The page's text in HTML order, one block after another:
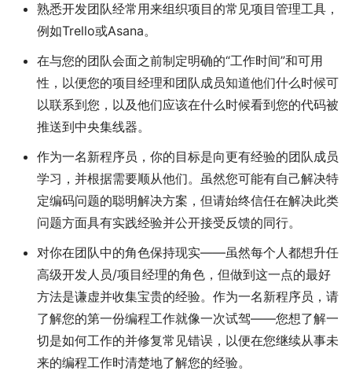
熟悉开发团队经常用来组织项目的常见项目管理工具，
例如Trello或Asana。
在与您的团队会面之前制定明确的“工作时间”和可用
性，以便您的项目经理和团队成员知道他们什么时候可
以联系到您，以及他们应该在什么时候看到您的代码被
推送到中央集线器。
作为一名新程序员，你的目标是向更有经验的团队成员
学习，并根据需要顺从他们。虽然您可能有自己解决特
定编码问题的聪明解决方案，但请始终信任在解决此类
问题方面具有实践经验并公开接受反馈的同行。
对你在团队中的角色保持现实——虽然每个人都想升任
高级开发人员/项目经理的角色，但做到这一点的最好
方法是谦虚并收集宝贵的经验。作为一名新程序员，请
了解您的第一份编程工作就像一次试驾——您想了解一
切是如何工作的并修复常见错误，以便在您继续从事未
来的编程工作时清楚地了解您的经验。